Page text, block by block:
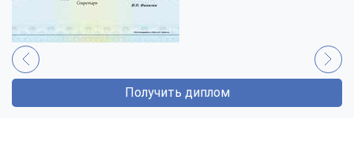
Получить диплом